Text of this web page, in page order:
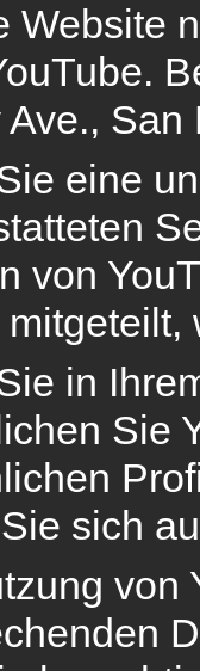
Website
Ave.,
eine
von
in
Sie
sich
von